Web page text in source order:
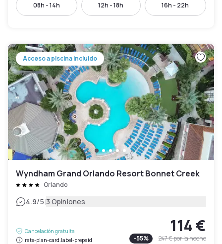
08h - 14h 12h - 18h 16h - 22h
Acceso a piscina incluido
Wyndham Grand Orlando Resort Bonnet Creek
Orlando
4.9/5|3 Opiniones
Cancelación gratuita
rate-plan-card.label-prepaid
114 €
-55% 247 €por la noche